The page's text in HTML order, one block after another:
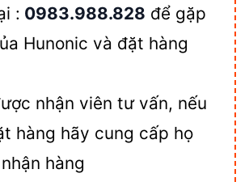
: 0983.988.828 để gặp
Hunonic và đặt hàng
nhận viên tư vấn, nếu
hàng hãy cung cấp họ
hàng